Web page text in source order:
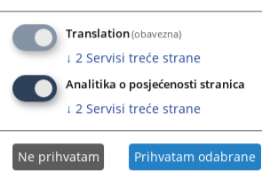
Translation(obavezna)
↓ 2 Servisi treće strane
Analitika o posjećenosti stranica
↓ 2 Servisi treće strane
Ne prihvatam Prihvatam odabrane